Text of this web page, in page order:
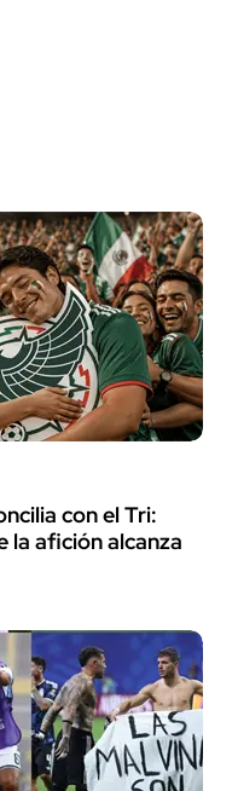
con el Tri:
la afición alcanza